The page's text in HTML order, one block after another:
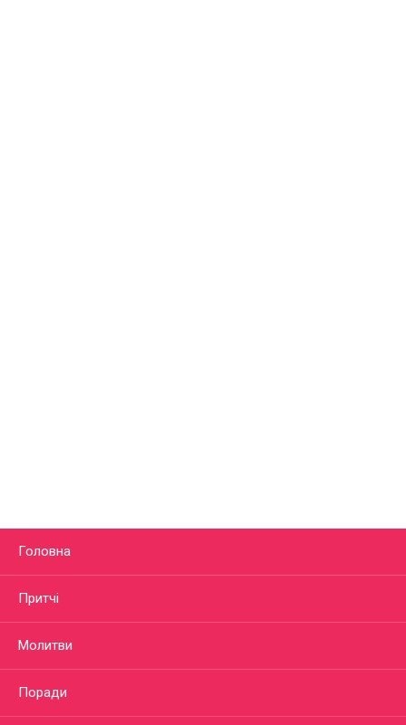
Головна
Притчі
Молитви
Поради